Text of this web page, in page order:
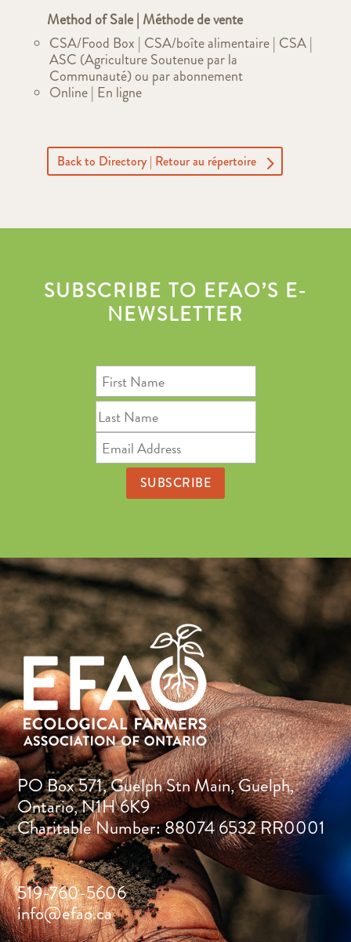
Method of Sale | Méthode de vente
CSA/Food Box | CSA/boîte alimentaire | CSA |
ASC (Agriculture Soutenue par la
Communauté) ou par abonnement
Online | En ligne
Back to Directory | Retour au répertoire
SUBSCRIBE TO EFAO’S E-
NEWSLETTER
PO Box 571, Guelph Stn Main, Guelph,
Ontario, N1H 6K9
Charitable Number: 88074 6532 RR0001
519-760-5606
info@efao.ca